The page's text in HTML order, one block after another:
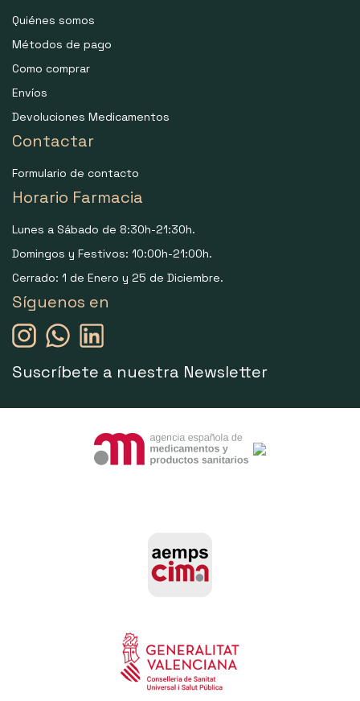
Quiénes somos
Métodos de pago
Como comprar
Envíos
Devoluciones Medicamentos
Contactar
Formulario de contacto
Horario Farmacia
Lunes a Sábado de 8:30h-21:30h.
Domingos y Festivos: 10:00h-21:00h.
Cerrado: 1 de Enero y 25 de Diciembre.
Síguenos en
Suscríbete a nuestra Newsletter